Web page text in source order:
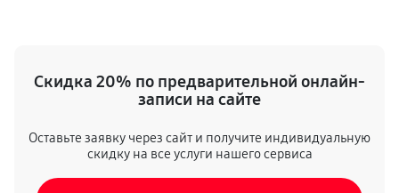
Ремонт микрофона телефона
Ремонт корпусных элементов
Скидка 20% по предварительной онлайн-
записи на сайте
Оставьте заявку через сайт и получите индивидуальную
скидку на все услуги нашего сервиса